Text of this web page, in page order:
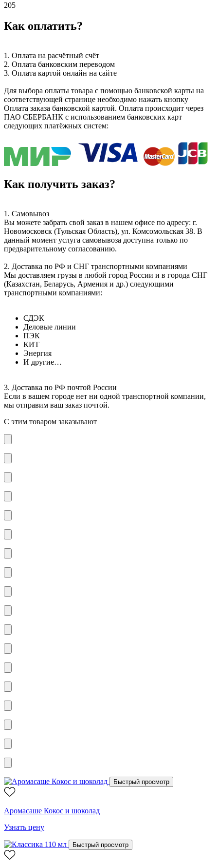
205
Как оплатить?
1. Оплата на расчётный счёт
2. Оплата банковским переводом
3. Оплата картой онлайн на сайте
Для выбора оплаты товара с помощью банковской карты на
соответствующей странице необходимо нажать кнопку
Оплата заказа банковской картой. Оплата происходит через
ПАО СБЕРБАНК с использованием банковских карт
следующих платёжных систем:
Как получить заказ?
1. Самовывоз
Вы можете забрать свой заказ в нашем офисе по адресу: г.
Новомосковск (Тульская Область), ул. Комсомольская 38. В
данный момент услуга самовывоза доступна только по
предварительному согласованию.
2. Доставка по РФ и СНГ транспортными компаниями
Мы доставляем грузы в любой город России и в города СНГ
(Казахстан, Беларусь, Армения и др.) следующими
транспортными компаниями:
СДЭК
Деловые линии
ПЭК
КИТ
Энергия
И другие…
3. Доставка по РФ почтой России
Если в вашем городе нет ни одной транспортной компании,
мы отправим ваш заказ почтой.
С этим товаром заказывают
Быстрый просмотр
Аромасаше Кокос и шоколад
Узнать цену
Быстрый просмотр